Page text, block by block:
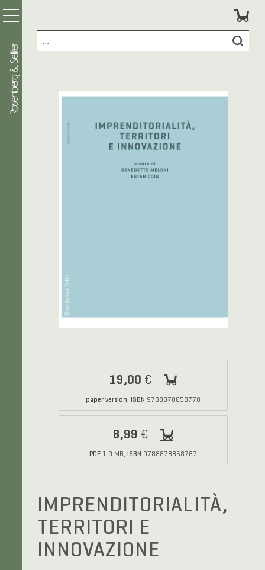
19,00 €
paper version, ISBN 9788878858770
8,99 €
PDF1.9 MB, ISBN 9788878858787
IMPRENDITORIALITÀ,
TERRITORI E
INNOVAZIONE